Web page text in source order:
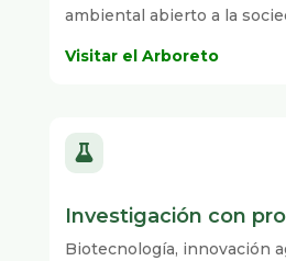
ambiental abierto a la
Visitar el Arboreto

Investigación con
Biotecnología, innovación